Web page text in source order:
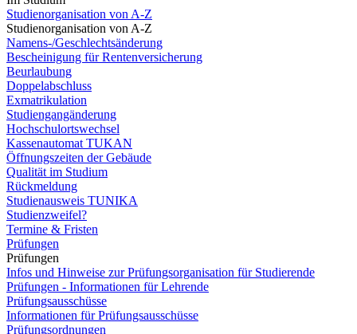
Studienorganisation von A-Z
Studienorganisation von A-Z
Namens-/Geschlechtsänderung
Bescheinigung für Rentenversicherung
Beurlaubung
Doppelabschluss
Exmatrikulation
Studiengangänderung
Hochschulortswechsel
Kassenautomat TUKAN
Öffnungszeiten der Gebäude
Qualität im Studium
Rückmeldung
Studienausweis TUNIKA
Studienzweifel?
Termine & Fristen
Prüfungen
Prüfungen
Infos und Hinweise zur Prüfungsorganisation für Studierende
Prüfungen - Informationen für Lehrende
Prüfungsausschüsse
Informationen für Prüfungsausschüsse
Prüfungsordnungen